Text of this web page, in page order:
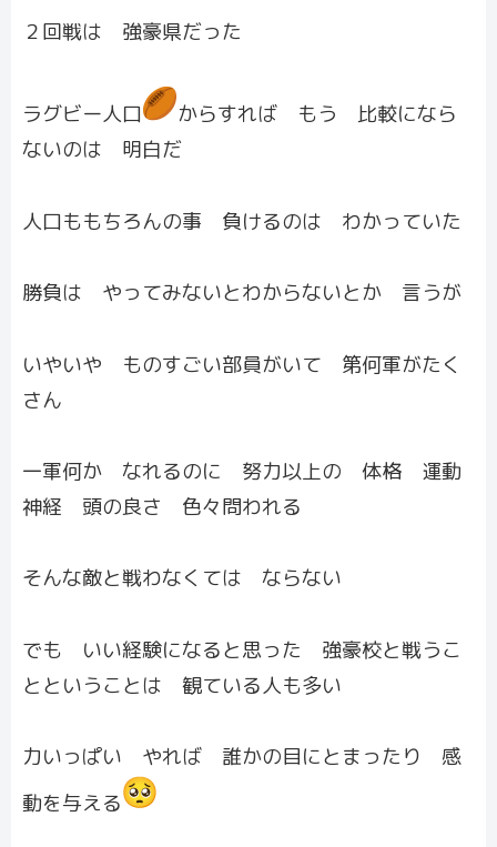
２回戦は 強豪県だった
ラグビー人口
からすれば もう 比較になら
ないのは 明白だ
人口ももちろんの事 負けるのは わかっていた
勝負は やってみないとわからないとか 言うが
いやいや ものすごい部員がいて 第何軍がたく
さん
一軍何か なれるのに 努力以上の 体格 運動
神経 頭の良さ 色々問われる
そんな敵と戦わなくては ならない
でも いい経験になると思った 強豪校と戦うこ
とということは 観ている人も多い
力いっぱい やれば 誰かの目にとまったり 感
動を与える